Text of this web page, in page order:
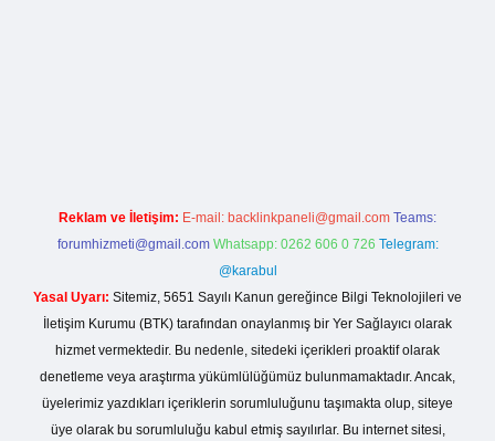
Reklam ve İletişim: E-mail: backlinkpaneli@gmail.com Teams:
forumhizmeti@gmail.com Whatsapp: 0262 606 0 726 Telegram:
@karabul
Yasal Uyarı: Sitemiz, 5651 Sayılı Kanun gereğince Bilgi Teknolojileri ve
İletişim Kurumu (BTK) tarafından onaylanmış bir Yer Sağlayıcı olarak
hizmet vermektedir. Bu nedenle, sitedeki içerikleri proaktif olarak
denetleme veya araştırma yükümlülüğümüz bulunmamaktadır. Ancak,
üyelerimiz yazdıkları içeriklerin sorumluluğunu taşımakta olup, siteye
üye olarak bu sorumluluğu kabul etmiş sayılırlar. Bu internet sitesi,